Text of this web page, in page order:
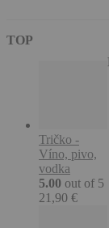
TOP
Tričko -
Víno, pivo,
vodka
5.00 out of 5
21,90 €